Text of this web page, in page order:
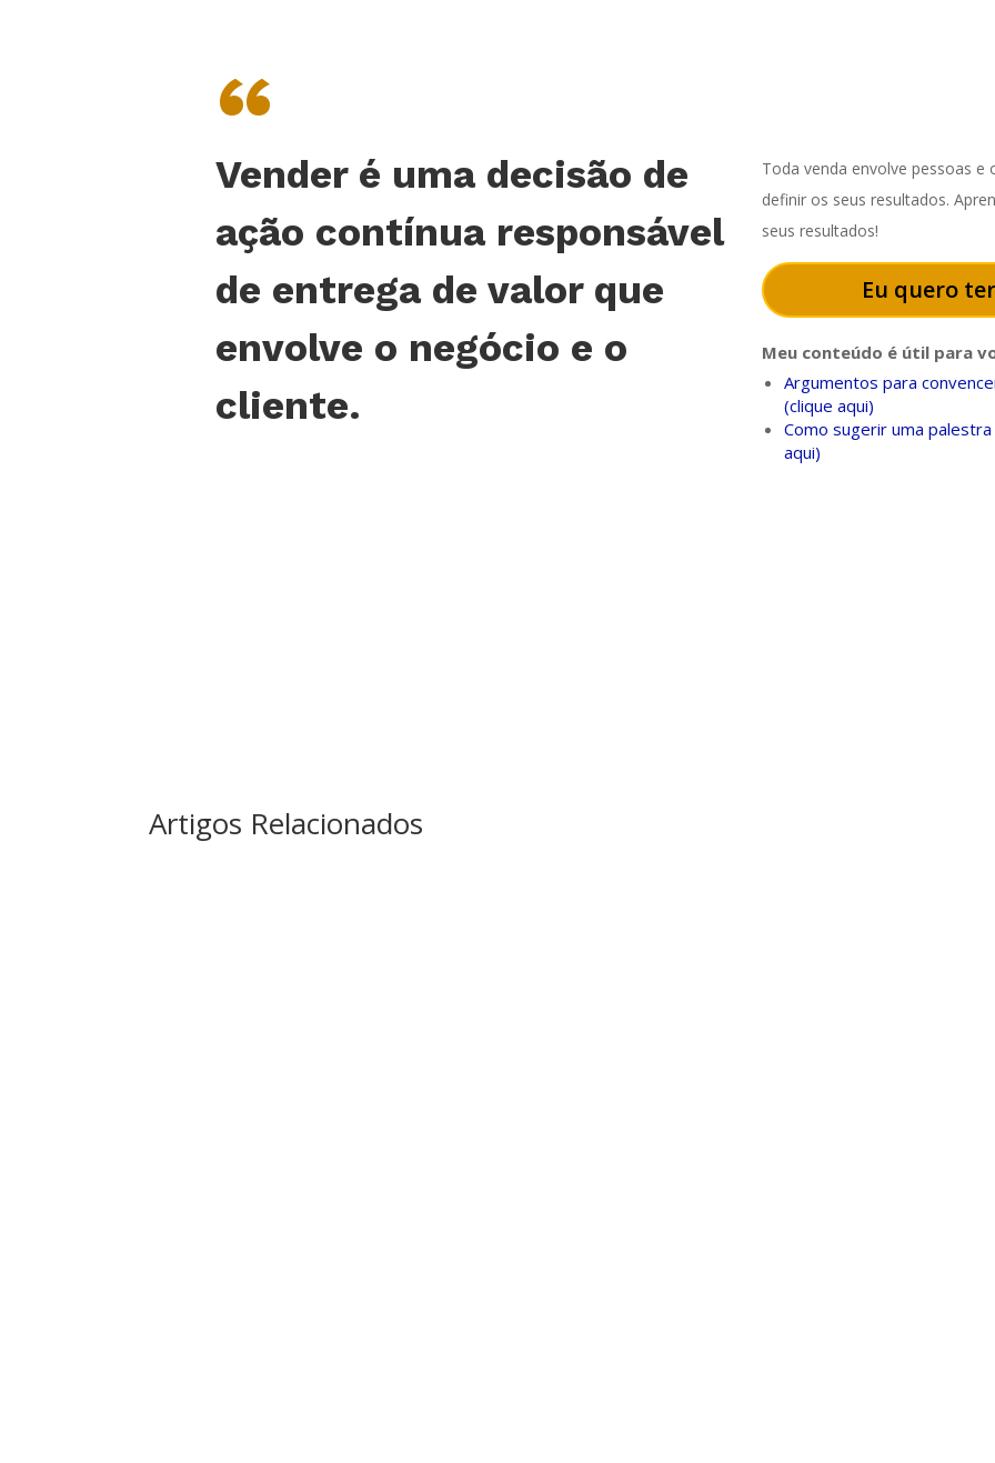
“
Vender é uma decisão de
ação contínua responsável
de entrega de valor que
envolve o negócio e o
cliente.
Toda venda envolve pessoas
definir os seus resultados.
seus resultados!
Eu quero
Meu conteúdo é útil para
Argumentos para
(clique aqui)
Como sugerir uma
aqui)
Artigos Relacionados